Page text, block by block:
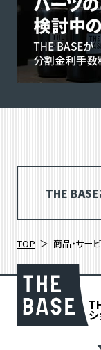
THE BASE
TOP 商品・サー